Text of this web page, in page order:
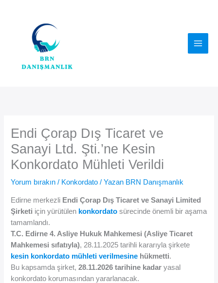
Endi Çorap Dış Ticaret ve
Sanayi Ltd. Şti.’ne Kesin
Konkordato Mühleti Verildi
Yorum bırakın / Konkordato / Yazan BRN Danışmanlık
Edirne merkezli Endi Çorap Dış Ticaret ve Sanayi Limited
Şirketi için yürütülen konkordatosürecinde önemli bir aşama
tamamlandı.
T.C. Edirne 4. Asliye Hukuk Mahkemesi (Asliye Ticaret
Mahkemesi sıfatıyla), 28.11.2025 tarihli kararıyla şirkete
kesin konkordato mühleti verilmesine hükmetti.
Bu kapsamda şirket,28.11.2026 tarihine kadar yasal
konkordato korumasından yararlanacak.